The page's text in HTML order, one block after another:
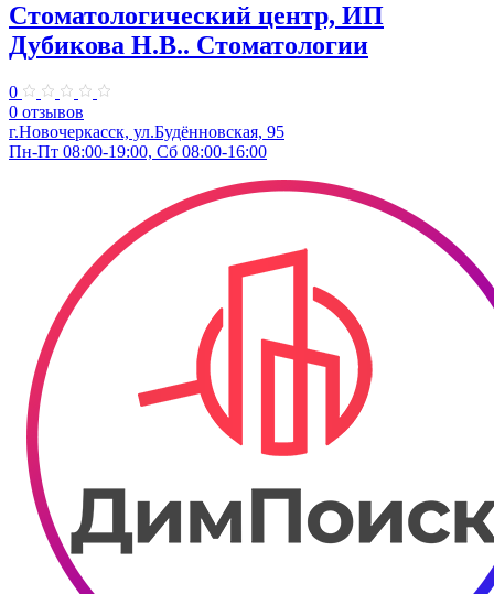
Стоматологический центр, ИП
Дубикова Н.В.. Стоматологии
0
0 отзывов
г.Новочеркасск, ул.Будённовская, 95
Пн-Пт 08:00-19:00, Сб 08:00-16:00